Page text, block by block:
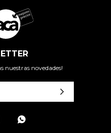
nuestras novedades!
